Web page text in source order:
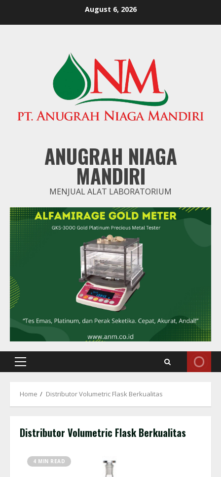
August 6, 2026
ANUGRAH NIAGA
MANDIRI
MENJUAL ALAT LABORATORIUM
Primary
Home Distributor Volumetric Flask Berkualitas
Distributor Volumetric Flask Berkualitas
4 MIN READ